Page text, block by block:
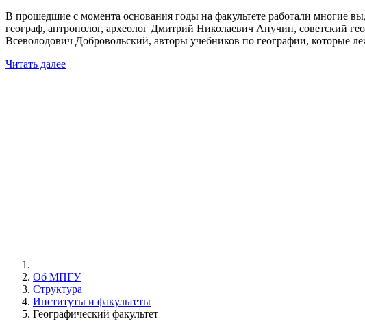
В прошедшие с момента основания годы на факультете работали многие
географ, антрополог, археолог Дмитрий Николаевич Анучин, советский
Всеволодович Добровольский, авторы учебников по географии,
Читать далее
Об МПГУ
Структура
Институты и факультеты
Географический факультет